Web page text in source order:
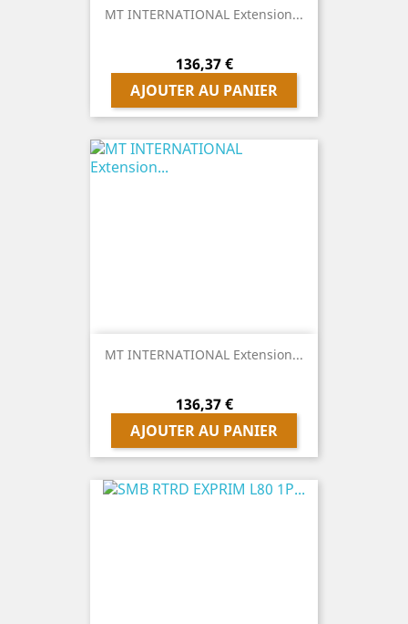
MT INTERNATIONAL Extension...
Prix
136,37 €
AJOUTER AU PANIER
MT INTERNATIONAL Extension...
Prix
136,37 €
AJOUTER AU PANIER